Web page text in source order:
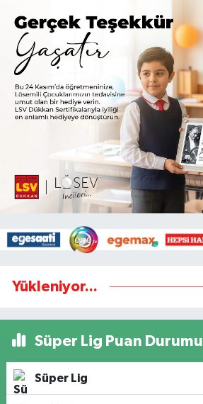
Yükleniyor...
Süper Lig Puan Durumu
Süper Lig